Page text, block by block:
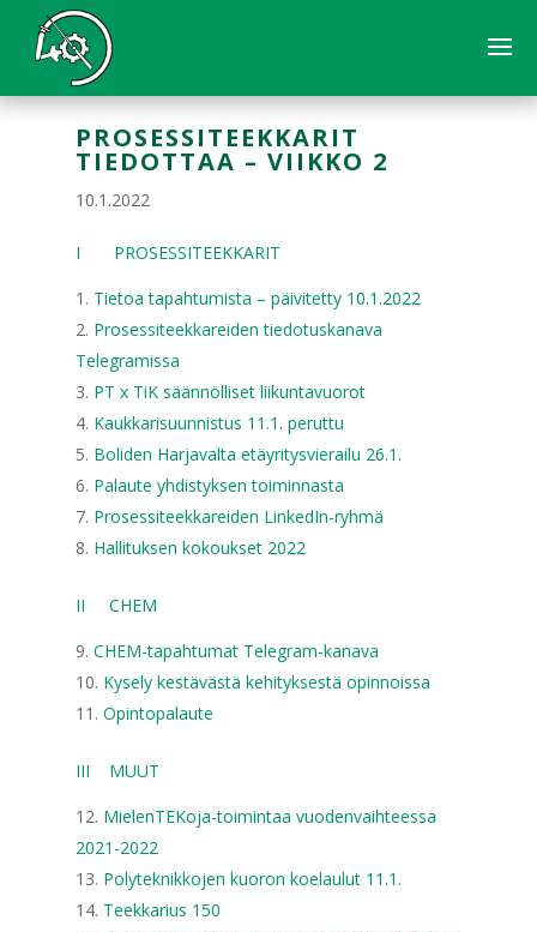
PROSESSITEEKKARIT
TIEDOTTAA – VIIKKO 2
10.1.2022
I PROSESSITEEKKARIT
Tietoa tapahtumista – päivitetty 10.1.2022
Prosessiteekkareiden tiedotuskanava
Telegramissa
PT x TiK säännölliset liikuntavuorot
Kaukkarisuunnistus 11.1. peruttu
Boliden Harjavalta etäyritysvierailu 26.1.
Palaute yhdistyksen toiminnasta
Prosessiteekkareiden LinkedIn-ryhmä
Hallituksen kokoukset 2022
II CHEM
CHEM-tapahtumat Telegram-kanava
Kysely kestävästä kehityksestä opinnoissa
Opintopalaute
III MUUT
MielenTEKoja-toimintaa vuodenvaihteessa
2021-2022
Polyteknikkojen kuoron koelaulut 11.1.
Teekkarius 150